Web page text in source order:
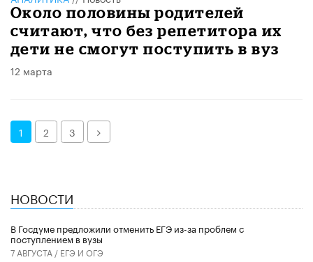
Около половины родителей
считают, что без репетитора их
дети не смогут поступить в вуз
12 марта
1 2 3 Далее
НОВОСТИ
В Госдуме предложили отменить ЕГЭ из-за проблем с
поступлением в вузы
7 АВГУСТА / ЕГЭ И ОГЭ